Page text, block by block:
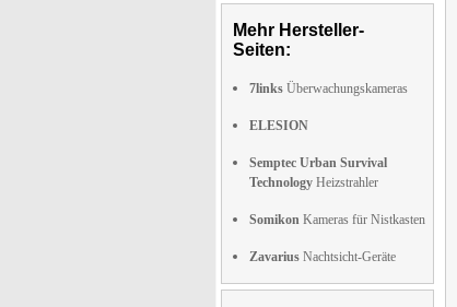
Mehr Hersteller-
Seiten:
7links Überwachungskameras
ELESION
Semptec Urban Survival
Technology Heizstrahler
Somikon Kameras für Nistkasten
Zavarius Nachtsicht-Geräte